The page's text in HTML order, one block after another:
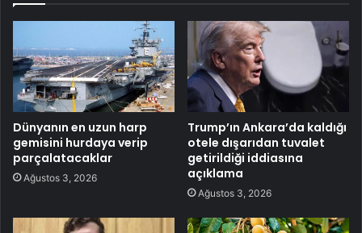
Dünyanın en uzun harp
gemisini hurdaya verip
parçalatacaklar
Ağustos 3, 2026
Trump’ın Ankara’da kaldığı
otele dışarıdan tuvalet
getirildiği iddiasına
açıklama
Ağustos 3, 2026